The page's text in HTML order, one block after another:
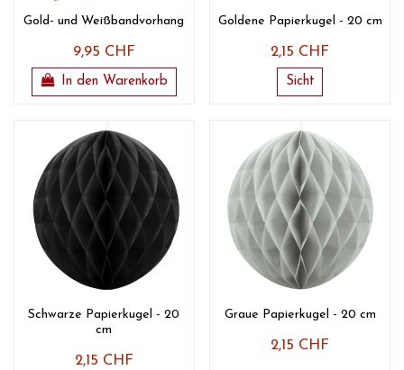
Gold- und Weißbandvorhang
9,95 CHF
In den Warenkorb
Goldene Papierkugel - 20 cm
2,15 CHF
Sicht
Schwarze Papierkugel - 20
cm
2,15 CHF
Graue Papierkugel - 20 cm
2,15 CHF